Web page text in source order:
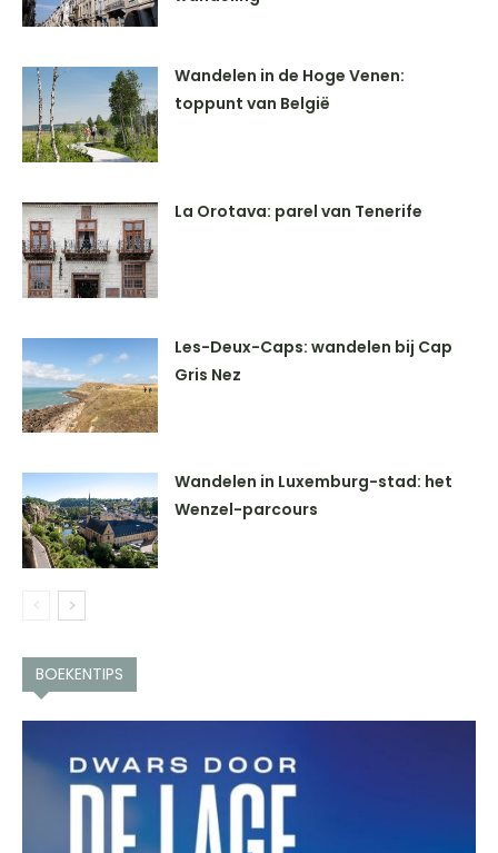
Wandelen in de Hoge Venen:
toppunt van België
La Orotava: parel van Tenerife
Les-Deux-Caps: wandelen bij Cap
Gris Nez
Wandelen in Luxemburg-stad: het
Wenzel-parcours
BOEKENTIPS